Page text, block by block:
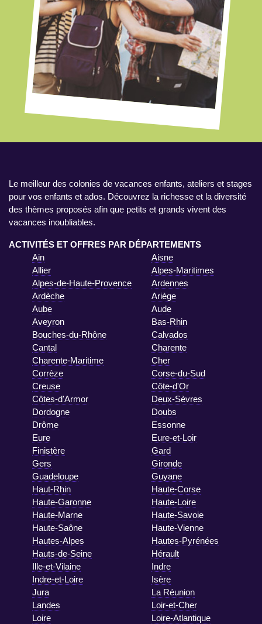
Le meilleur des colonies de vacances enfants, ateliers et stages
pour vos enfants et ados. Découvrez la richesse et la diversité
des thèmes proposés afin que petits et grands vivent des
vacances inoubliables.
ACTIVITÉS ET OFFRES PAR DÉPARTEMENTS
Ain
Aisne
Allier
Alpes-Maritimes
Alpes-de-Haute-Provence
Ardennes
Ardèche
Ariège
Aube
Aude
Aveyron
Bas-Rhin
Bouches-du-Rhône
Calvados
Cantal
Charente
Charente-Maritime
Cher
Corrèze
Corse-du-Sud
Creuse
Côte-d'Or
Côtes-d'Armor
Deux-Sèvres
Dordogne
Doubs
Drôme
Essonne
Eure
Eure-et-Loir
Finistère
Gard
Gers
Gironde
Guadeloupe
Guyane
Haut-Rhin
Haute-Corse
Haute-Garonne
Haute-Loire
Haute-Marne
Haute-Savoie
Haute-Saône
Haute-Vienne
Hautes-Alpes
Hautes-Pyrénées
Hauts-de-Seine
Hérault
Ille-et-Vilaine
Indre
Indre-et-Loire
Isère
Jura
La Réunion
Landes
Loir-et-Cher
Loire
Loire-Atlantique